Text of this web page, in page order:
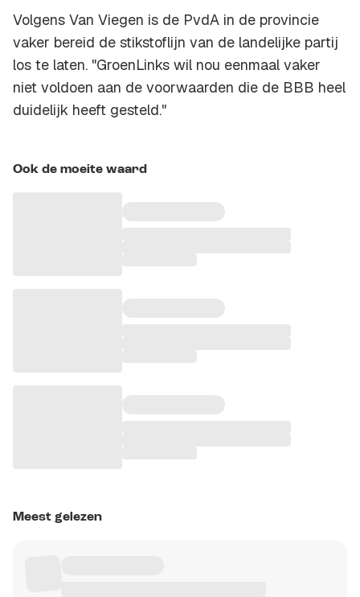
Volgens Van Viegen is de PvdA in de provincie
vaker bereid de stikstoflijn van de landelijke partij
los te laten. "GroenLinks wil nou eenmaal vaker
niet voldoen aan de voorwaarden die de BBB heel
duidelijk heeft gesteld."
Ook de moeite waard
Meest gelezen